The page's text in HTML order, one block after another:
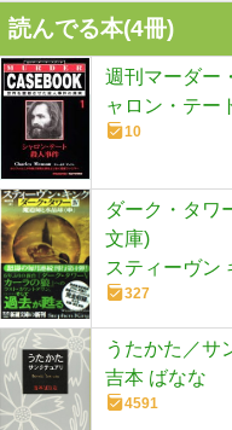
読んでる本(4冊)
週刊マーダー
ャロン・テー
10
ダーク・タワ
文庫)
スティーヴン
327
うたかた／サ
吉本 ばなな
4591